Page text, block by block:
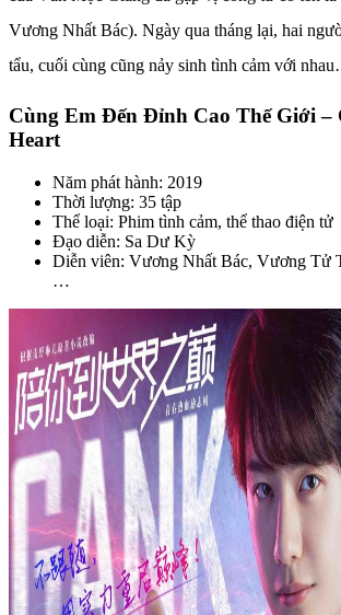
Vương Nhất Bác). Ngày qua tháng lại, hai
tẩu, cuối cùng cũng nảy sinh tình cảm với
Cùng Em Đến Đỉnh Cao Thế Giới –
Heart
Năm phát hành: 2019
Thời lượng: 35 tập
Thể loại: Phim tình cảm, thể thao điện tử
Đạo diễn: Sa Dư Kỳ
Diễn viên: Vương Nhất Bác, Vương Tử
…